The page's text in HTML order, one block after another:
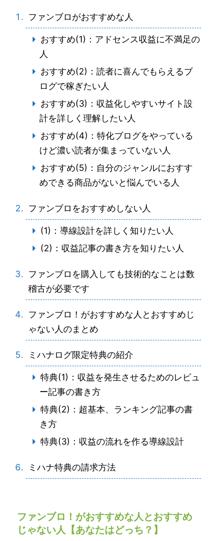
ファンブロがおすすめな人
おすすめ(1)：アドセンス収益に不満足の
人
おすすめ(2)：読者に喜んでもらえるブ
ログで稼ぎたい人
おすすめ(3)：収益化しやすいサイト設
計を詳しく理解したい人
おすすめ(4)：特化ブログをやっている
けど濃い読者が集まっていない人
おすすめ(5)：自分のジャンルにおすす
めできる商品がないと悩んでいる人
ファンブロをおすすめしない人
(1)：導線設計を詳しく知りたい人
(2)：収益記事の書き方を知りたい人
ファンブロを購入しても技術的なことは数
稽古が必要です
ファンブロ！がおすすめな人とおすすめじ
ゃない人のまとめ
ミハナログ限定特典の紹介
特典(1)：収益を発生させるためのレビュ
ー記事の書き方
特典(2)：超基本、ランキング記事の書
き方
特典(3)：収益の流れを作る導線設計
ミハナ特典の請求方法
ファンブロ！がおすすめな人とおすすめ
じゃない人【あなたはどっち？】